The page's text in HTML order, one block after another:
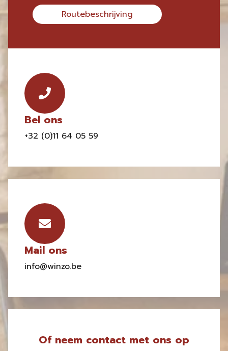
Routebeschrijving
Bel ons
+32 (0)11 64 05 59
Mail ons
info@winzo.be
Of neem contact met ons op